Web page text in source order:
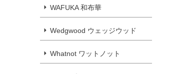
WAFUKA 和布華
Wedgwood ウェッジウッド
Whatnot ワットノット